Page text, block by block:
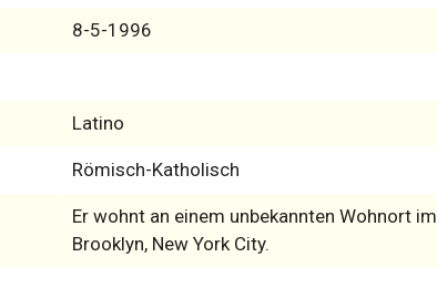
8-5-1996
Latino
Römisch-Katholisch
Er wohnt an einem unbekannten Wohnort im
Brooklyn, New York City.